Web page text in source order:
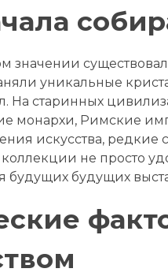
значении
уникальные
На старинных
монархи, Римские
искусства, редкие
коллекции не просто
будущих будущих